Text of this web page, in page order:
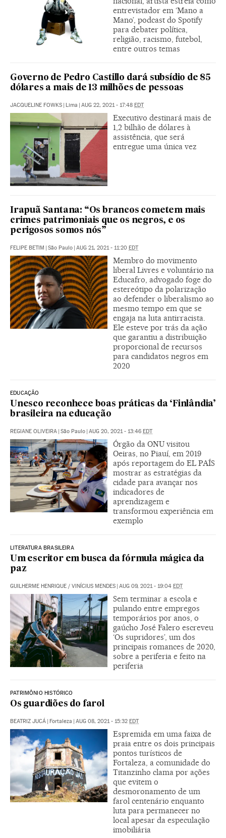
entrevistador em ‘Mano a
Mano’, podcast do Spotify
para debater política,
religião, racismo, futebol,
entre outros temas
Governo de Pedro Castillo dará subsídio de 85
dólares a mais de 13 milhões de pessoas
JACQUELINE FOWKS | Lima | AUG 22, 2021 - 17:48 EDT
Executivo destinará mais de
1,2 bilhão de dólares à
assistência, que será
entregue uma única vez
Irapuã Santana: “Os brancos cometem mais
crimes patrimoniais que os negros, e os
perigosos somos nós”
FELIPE BETIM | São Paulo | AUG 21, 2021 - 11:20 EDT
Membro do movimento
liberal Livres e voluntário na
Educafro, advogado foge do
estereótipo da polarização
ao defender o liberalismo ao
mesmo tempo em que se
engaja na luta antirracista.
Ele esteve por trás da ação
que garantiu a distribuição
proporcional de recursos
para candidatos negros em
2020
EDUCAÇÃO
Unesco reconhece boas práticas da ‘Finlândia’
brasileira na educação
REGIANE OLIVEIRA | São Paulo | AUG 20, 2021 - 13:46 EDT
Órgão da ONU visitou
Oeiras, no Piauí, em 2019
após reportagem do EL PAÍS
mostrar as estratégias da
cidade para avançar nos
indicadores de
aprendizagem e
transformou experiência em
exemplo
LITERATURA BRASILEIRA
Um escritor em busca da fórmula mágica da
paz
GUILHERME HENRIQUE / VINÍCIUS MENDES | AUG 09, 2021 - 19:04 EDT
Sem terminar a escola e
pulando entre empregos
temporários por anos, o
gaúcho José Falero escreveu
‘Os supridores’, um dos
principais romances de 2020,
sobre a periferia e feito na
periferia
PATRIMÔNIO HISTÓRICO
Os guardiões do farol
BEATRIZ JUCÁ | Fortaleza | AUG 08, 2021 - 15:32 EDT
Espremida em uma faixa de
praia entre os dois principais
pontos turísticos de
Fortaleza, a comunidade do
Titanzinho clama por ações
que evitem o
desmoronamento de um
farol centenário enquanto
luta para permanecer no
local apesar da especulação
imobiliária